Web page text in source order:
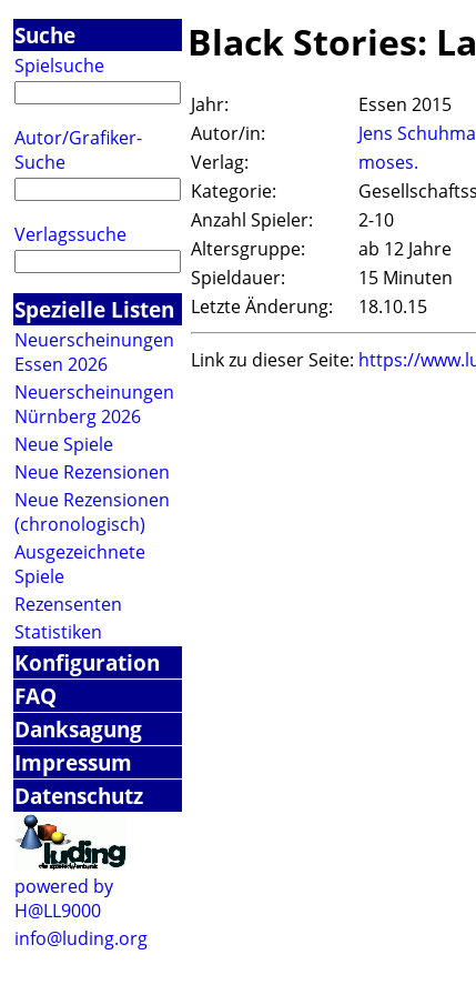
Suche
Spielsuche
Autor/Grafiker-
Suche
Verlagssuche
Spezielle Listen
Neuerscheinungen
Essen 2026
Neuerscheinungen
Nürnberg 2026
Neue Spiele
Neue Rezensionen
Neue Rezensionen
(chronologisch)
Ausgezeichnete
Spiele
Rezensenten
Statistiken
Konfiguration
FAQ
Danksagung
Impressum
Datenschutz
powered by
H@LL9000
info@luding.org
Black Stories:
Jahr:
Essen 2015
Autor/in:
Jens
Verlag:
moses.
Kategorie:
Anzahl Spieler:
2-10
Altersgruppe:
ab 12 Jahre
Spieldauer:
15 Minuten
Letzte Änderung:
18.10.15
Link zu dieser Seite: https://